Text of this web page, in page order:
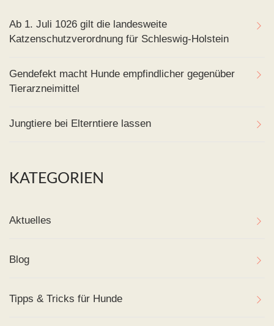
Ab 1. Juli 1026 gilt die landesweite
Katzenschutzverordnung für Schleswig-Holstein
Gendefekt macht Hunde empfindlicher gegenüber
Tierarzneimittel
Jungtiere bei Elterntiere lassen
KATEGORIEN
Aktuelles
Blog
Tipps & Tricks für Hunde